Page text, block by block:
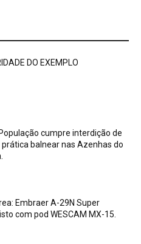
DO EXEMPLO
cumpre interdição de
prática balnear nas Azenhas do
Embraer A-29N Super
com pod WESCAM MX-15.